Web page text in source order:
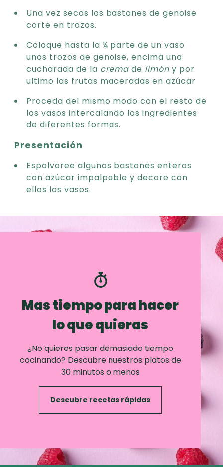
Una vez secos los bastones de genoise
corte en trozos.
Coloque hasta la ¼ parte de un vaso
unos trozos de genoise, encima una
cucharada de la crema de limón y por
ultimo las frutas maceradas en azúcar
Proceda del mismo modo con el resto de
los vasos intercalando los ingredientes
de diferentes formas.
Presentación
Espolvoree algunos bastones enteros
con azúcar impalpable y decore con
ellos los vasos.
Mas tiempo para hacer
lo que quieras
¿No quieres pasar demasiado tiempo
cocinando? Descubre nuestros platos de
30 minutos o menos
Descubre recetas rápidas